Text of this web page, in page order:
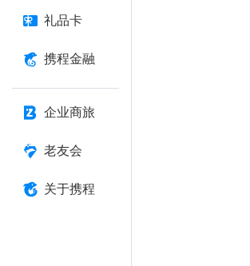
礼品卡
携程金融
企业商旅
老友会
关于携程